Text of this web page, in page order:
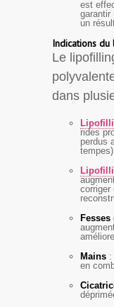
est
garantir
un
Indications
Le
dans
rides
perdus
corriger
Mains :
en